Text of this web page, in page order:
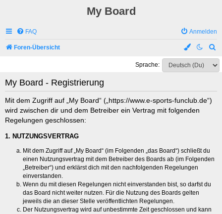
My Board
FAQ Anmelden
Foren-Übersicht
u
c
Sprache:
My Board - Registrierung
Mit dem Zugriff auf „My Board“ („https://www.e-sports-funclub.de“)
wird zwischen dir und dem Betreiber ein Vertrag mit folgenden
Regelungen geschlossen:
1. NUTZUNGSVERTRAG
Mit dem Zugriff auf „My Board“ (im Folgenden „das Board“) schließt du
einen Nutzungsvertrag mit dem Betreiber des Boards ab (im Folgenden
„Betreiber“) und erklärst dich mit den nachfolgenden Regelungen
einverstanden.
Wenn du mit diesen Regelungen nicht einverstanden bist, so darfst du
das Board nicht weiter nutzen. Für die Nutzung des Boards gelten
jeweils die an dieser Stelle veröffentlichten Regelungen.
Der Nutzungsvertrag wird auf unbestimmte Zeit geschlossen und kann